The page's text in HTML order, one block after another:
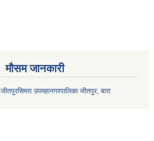
मौसम जानकारी
जीतपुरसिमरा उपमहानगरपालिका जीतपुर, बारा